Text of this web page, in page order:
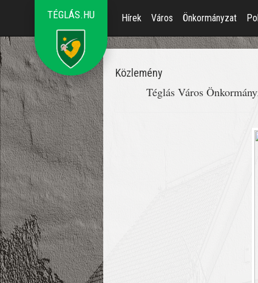
TÉGLÁS.HU Hírek Város Önkormányzat
Közlemény
Téglás Város